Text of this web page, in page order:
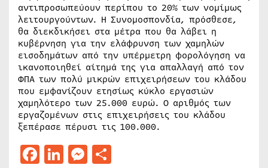
αντιπροσωπεύουν περίπου το 20% των νομίμως
λειτουργούντων. Η Συνομοσπονδία, πρόσθεσε,
θα διεκδικήσει στα μέτρα που θα λάβει η
κυβέρνηση για την ελάφρυνση των χαμηλών
εισοδημάτων από την υπέρμετρη φορολόγηση να
ικανοποιηθεί αίτημά της για απαλλαγή από τον
ΦΠΑ των πολύ μικρών επιχειρήσεων του κλάδου
που εμφανίζουν ετησίως κύκλο εργασιών
χαμηλότερο των 25.000 ευρώ. Ο αριθμός των
εργαζομένων στις επιχειρήσεις του κλάδου
ξεπέρασε πέρυσι τις 100.000.
Facebook
LinkedIn
Messenger